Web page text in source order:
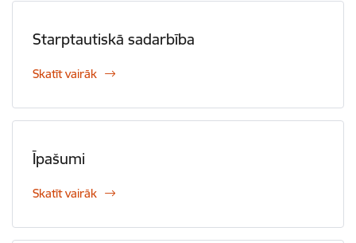
Starptautiskā sadarbība
Skatīt vairāk
Īpašumi
Skatīt vairāk